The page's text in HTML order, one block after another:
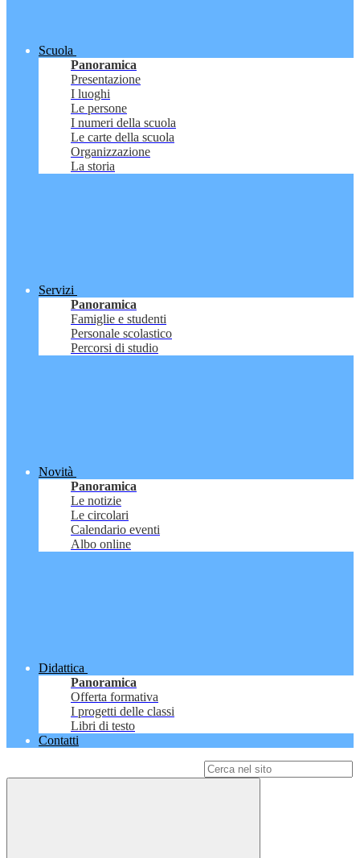
Scuola
Panoramica
Presentazione
I luoghi
Le persone
I numeri della scuola
Le carte della scuola
Organizzazione
La storia
Servizi
Panoramica
Famiglie e studenti
Personale scolastico
Percorsi di studio
Novità
Panoramica
Le notizie
Le circolari
Calendario eventi
Albo online
Didattica
Panoramica
Offerta formativa
I progetti delle classi
Libri di testo
Contatti